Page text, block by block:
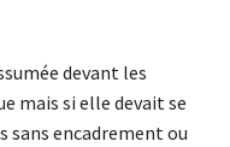
devant les
mais si elle devait se
encadrement ou